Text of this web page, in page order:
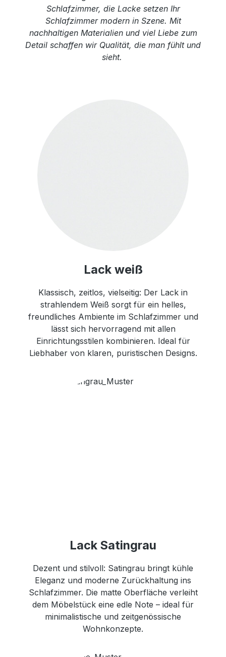
Schlafzimmer, die Lacke setzen Ihr
Schlafzimmer modern in Szene. Mit
nachhaltigen Materialien und viel Liebe zum
Detail schaffen wir Qualität, die man fühlt und
sieht.
Lack weiß
Klassisch, zeitlos, vielseitig: Der Lack in
strahlendem Weiß sorgt für ein helles,
freundliches Ambiente im Schlafzimmer und
lässt sich hervorragend mit allen
Einrichtungsstilen kombinieren. Ideal für
Liebhaber von klaren, puristischen Designs.
Lack Satingrau
Dezent und stilvoll: Satingrau bringt kühle
Eleganz und moderne Zurückhaltung ins
Schlafzimmer. Die matte Oberfläche verleiht
dem Möbelstück eine edle Note – ideal für
minimalistische und zeitgenössische
Wohnkonzepte.